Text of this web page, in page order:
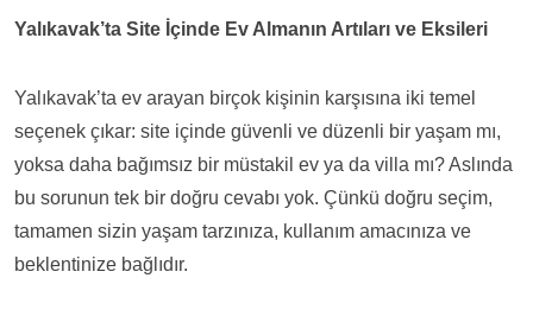
Yalıkavak’ta Site İçinde Ev Almanın Artıları ve Eksileri
Yalıkavak’ta ev arayan birçok kişinin karşısına iki temel
seçenek çıkar: site içinde güvenli ve düzenli bir yaşam mı,
yoksa daha bağımsız bir müstakil ev ya da villa mı? Aslında
bu sorunun tek bir doğru cevabı yok. Çünkü doğru seçim,
tamamen sizin yaşam tarzınıza, kullanım amacınıza ve
beklentinize bağlıdır.